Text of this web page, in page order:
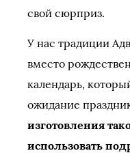
свой сюрприз.
У нас традиции
вместо
календарь,
ожидание
изготовления
использовать